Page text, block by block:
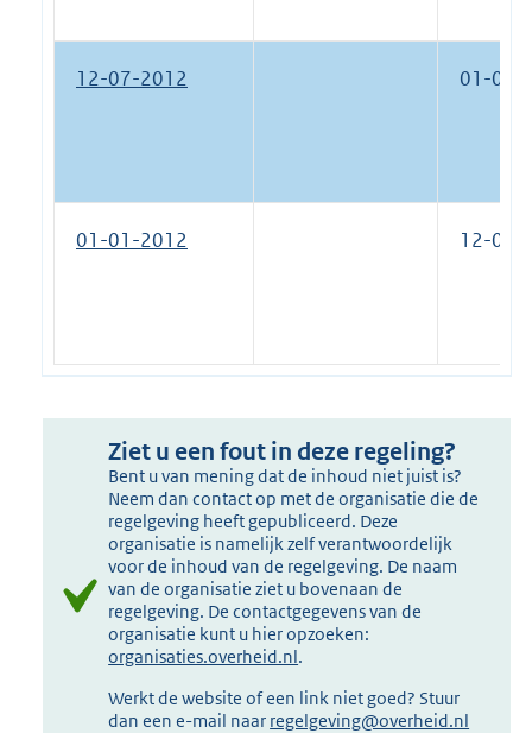
12-07-2012 01-01-
01-01-2012 12-07-
Ziet u een fout in deze regeling?
Bent u van mening dat de inhoud niet juist is?
Neem dan contact op met de organisatie die de
regelgeving heeft gepubliceerd. Deze
organisatie is namelijk zelf verantwoordelijk
voor de inhoud van de regelgeving. De naam
van de organisatie ziet u bovenaan de
regelgeving. De contactgegevens van de
organisatie kunt u hier opzoeken:
organisaties.overheid.nl.
Werkt de website of een link niet goed? Stuur
dan een e-mail naar regelgeving@overheid.nl